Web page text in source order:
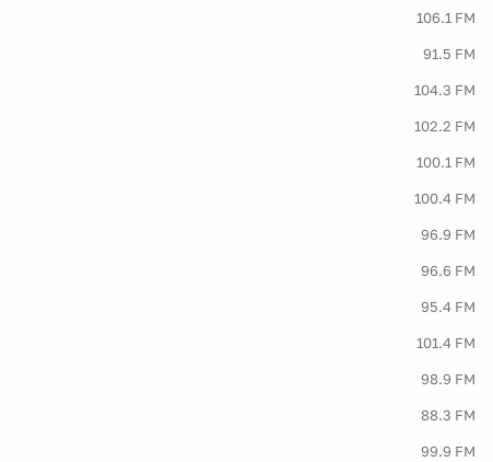
106.1 FM
91.5 FM
104.3 FM
102.2 FM
100.1 FM
100.4 FM
96.9 FM
96.6 FM
95.4 FM
101.4 FM
98.9 FM
88.3 FM
99.9 FM